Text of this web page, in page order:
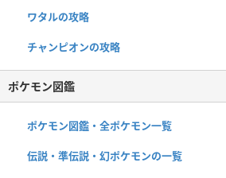
ワタルの攻略
チャンピオンの攻略
ポケモン図鑑
ポケモン図鑑・全ポケモン一覧
伝説・準伝説・幻ポケモンの一覧